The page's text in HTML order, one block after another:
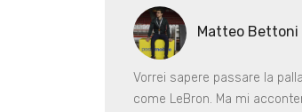
Matteo Bettoni
Vorrei sapere passare la
come LeBron. Ma mi